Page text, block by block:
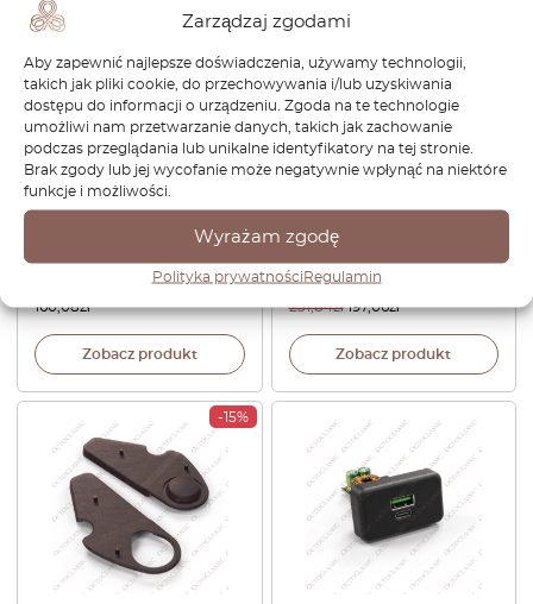
Zarządzaj zgodami
Aby zapewnić najlepsze doświadczenia, używamy technologii,
takich jak pliki cookie, do przechowywania i/lub uzyskiwania
dostępu do informacji o urządzeniu. Zgoda na te technologie
umożliwi nam przetwarzanie danych, takich jak zachowanie
podczas przeglądania lub unikalne identyfikatory na tej stronie.
Brak zgody lub jej wycofanie może negatywnie wpłynąć na niektóre
funkcje i możliwości.
Wyrażam zgodę
Polityka prywatności Regulamin
regulacji reflektorów Czarny
93189095
160,08zł
Zobacz produkt
lewa lub prawa 867857209 /
867857210
231,84zł 197,06zł
Zobacz produkt
-15%